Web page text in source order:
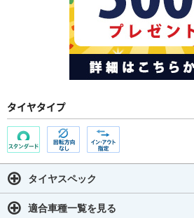
タイヤタイプ
タイヤスペック
適合車種一覧を見る